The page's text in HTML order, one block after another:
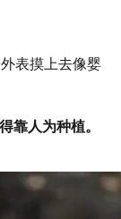
表摸上去像婴
靠人为种植。